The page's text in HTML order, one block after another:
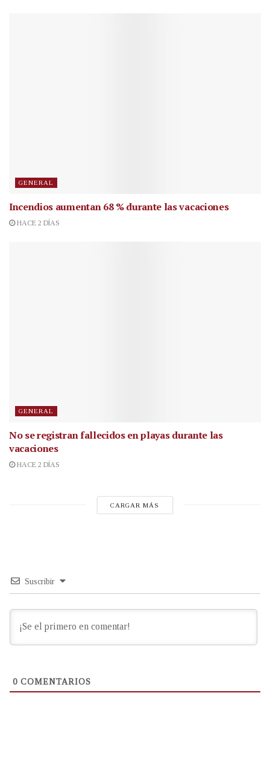
GENERAL
Incendios aumentan 68 % durante las vacaciones
HACE 2 DÍAS
GENERAL
No se registran fallecidos en playas durante las
vacaciones
HACE 2 DÍAS
CARGAR MÁS
Suscribir
0 COMENTARIOS